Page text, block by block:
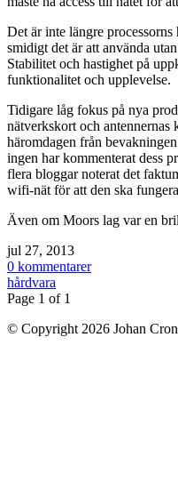
Det är inte längre
smidigt det är att använda
Stabilitet och hastighet på
funktionalitet och upplevelse.
Tidigare låg fokus på nya
nätverkskort och antennernas
häromdagen från
ingen har kommenterat dess
flera bloggar noterat det
wifi-nät för att den ska
Även om Moors lag var en
jul 27, 2013
0 kommentarer
hårdvara
Page 1 of 1
© Copyright 2026 Johan